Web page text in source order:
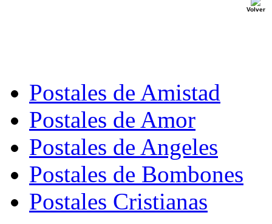
Volver
Postales de Amistad
Postales de Amor
Postales de Angeles
Postales de Bombones
Postales Cristianas